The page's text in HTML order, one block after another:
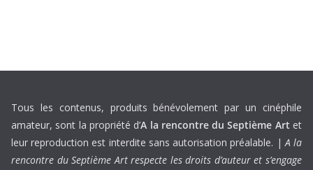
Tous les contenus, produits bénévolement par un cinéphile
amateur, sont la propriété d’A la rencontre du Septième Art et
leur reproduction est interdite sans autorisation préalable. |A la
rencontre du Septième Art respecte les droits d’auteur et s’engage